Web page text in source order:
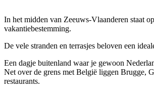
In het midden van Zeeuws-Vlaanderen staat
vakantiebestemming.
De vele stranden en terrasjes beloven een
Een dagje buitenland waar je gewoon
Net over de grens met België liggen Brugge,
restaurants.